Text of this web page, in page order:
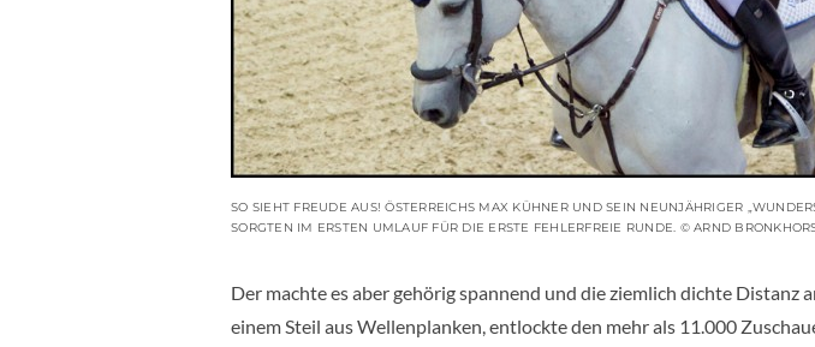
SO SIEHT FREUDE AUS! ÖSTERREICHS MAX KÜHNER UND SEIN NEUNJÄHRIGER
SORGTEN IM ERSTEN UMLAUF FÜR DIE ERSTE FEHLERFREIE RUNDE. © ARND
Der machte es aber gehörig spannend und die ziemlich dichte Distanz
einem Steil aus Wellenplanken, entlockte den mehr als 11.000